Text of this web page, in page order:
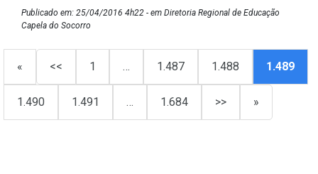
Publicado em: 25/04/2016 4h22 - em Diretoria Regional de Educação
Capela do Socorro
« << 1 … 1.487 1.488 1.489
1.490 1.491 … 1.684 >> »